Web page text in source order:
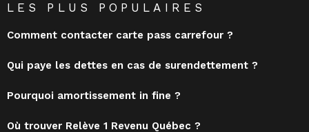
LES PLUS POPULAIRES
Comment contacter carte pass carrefour ?
Qui paye les dettes en cas de surendettement ?
Pourquoi amortissement in fine ?
Où trouver Relève 1 Revenu Québec ?